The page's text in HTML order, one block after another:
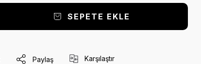
SEPETE EKLE
Paylaş Karşılaştır